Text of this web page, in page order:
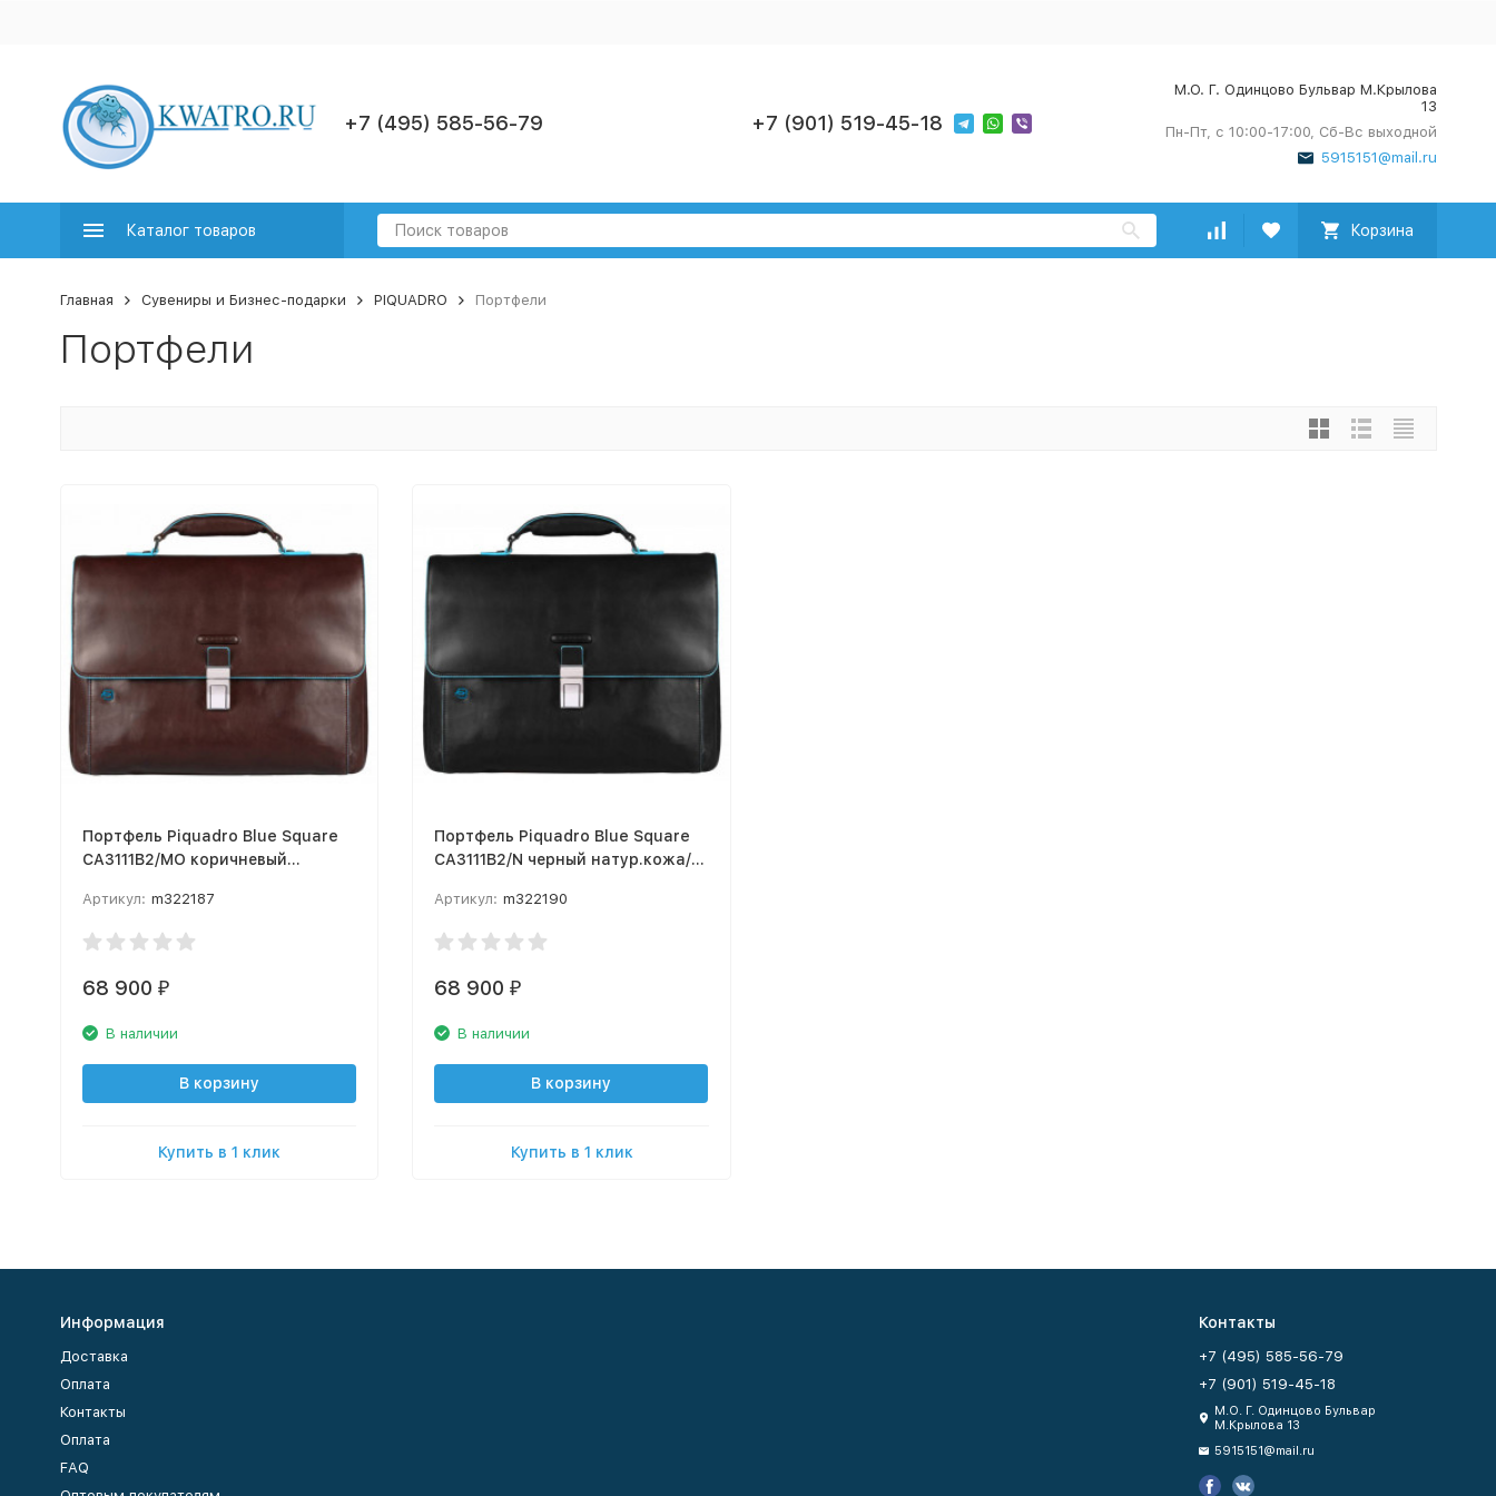
+7 (495) 585-56-79 +7 (901) 519-45-18
М.О. Г. Одинцово Бульвар М.Крылова
13
Пн-Пт, с 10:00-17:00, Сб-Вс выходной
5915151@mail.ru
Каталог товаров Корзина
Главная Сувениры и Бизнес-подарки PIQUADRO Портфели
Портфели
Портфель Piquadro Blue Square
CA3111B2/MO коричневый
Артикул: m322187
68 900 ₽
В наличии
В корзину
Купить в 1 клик
Портфель Piquadro Blue Square
CA3111B2/N черный натур.кожа/
Артикул: m322190
68 900 ₽
В наличии
В корзину
Купить в 1 клик
Информация
Доставка
Оплата
Контакты
Оплата
FAQ
Контакты
+7 (495) 585-56-79
+7 (901) 519-45-18
М.О. Г. Одинцово Бульвар
М.Крылова 13
5915151@mail.ru